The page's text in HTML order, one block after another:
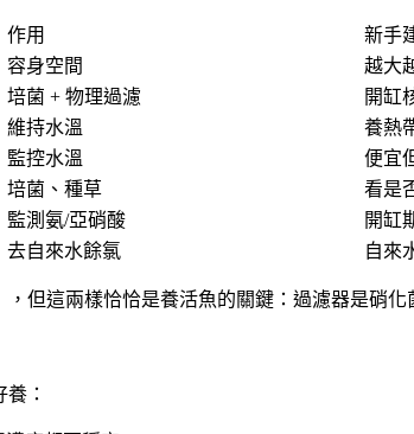
作用
新手
容身空間
越大
培菌 + 物理過濾
開缸
維持水溫
養熱
監控水溫
便宜
培菌、種草
看是
監測氨/亞硝酸
開缸
去自來水餘氯 自來
但這兩樣恰恰是養活魚的關鍵：過濾器是硝
養 ：